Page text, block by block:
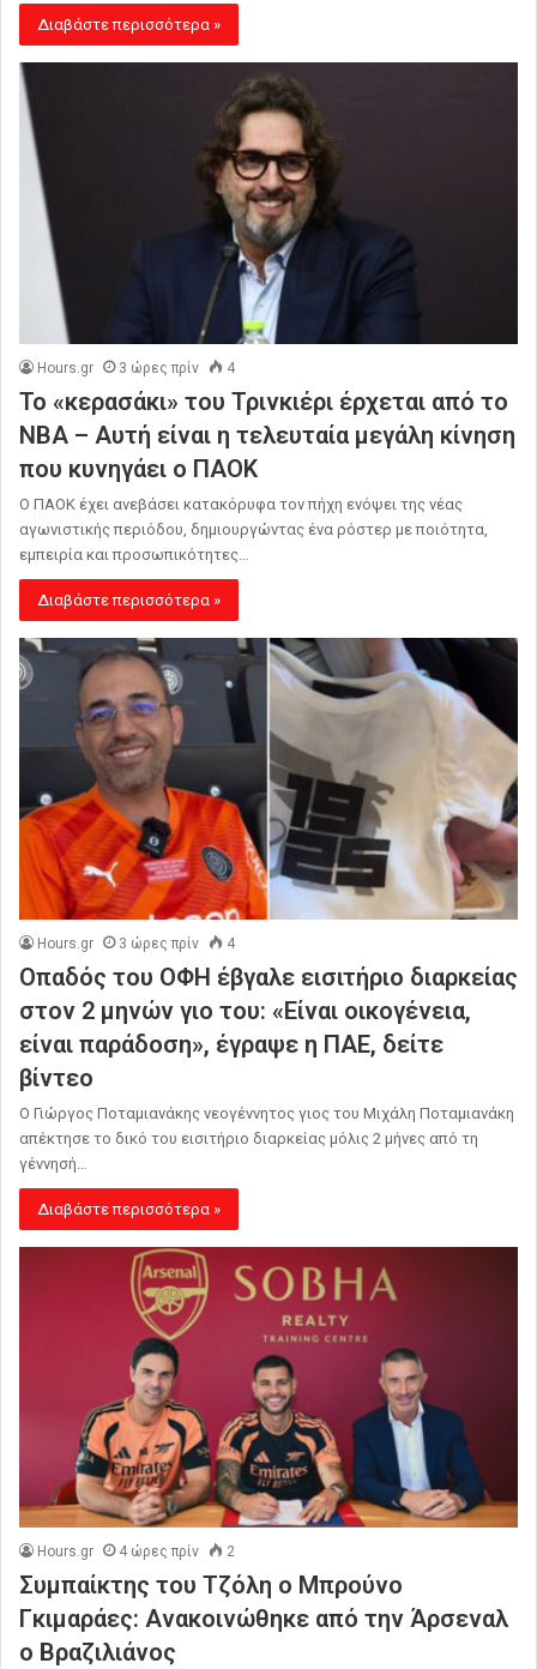
Διαβάστε περισσότερα »
Hours.gr 3 ώρες πρίν 4
Το «κερασάκι» του Τρινκιέρι έρχεται από το
NBA – Αυτή είναι η τελευταία μεγάλη κίνηση
που κυνηγάει ο ΠΑΟΚ
Ο ΠΑΟΚ έχει ανεβάσει κατακόρυφα τον πήχη ενόψει της νέας
αγωνιστικής περιόδου, δημιουργώντας ένα ρόστερ με ποιότητα,
εμπειρία και προσωπικότητες…
Διαβάστε περισσότερα »
Hours.gr 3 ώρες πρίν 4
Οπαδός του ΟΦΗ έβγαλε εισιτήριο διαρκείας
στον 2 μηνών γιο του: «Είναι οικογένεια,
είναι παράδοση», έγραψε η ΠΑΕ, δείτε
βίντεο
Ο Γιώργος Ποταμιανάκης νεογέννητος γιος του Μιχάλη Ποταμιανάκη
απέκτησε το δικό του εισιτήριο διαρκείας μόλις 2 μήνες από τη
γέννησή…
Διαβάστε περισσότερα »
Hours.gr 4 ώρες πρίν 2
Συμπαίκτης του Τζόλη ο Μπρούνο
Γκιμαράες: Ανακοινώθηκε από την Άρσεναλ
ο Βραζιλιάνος